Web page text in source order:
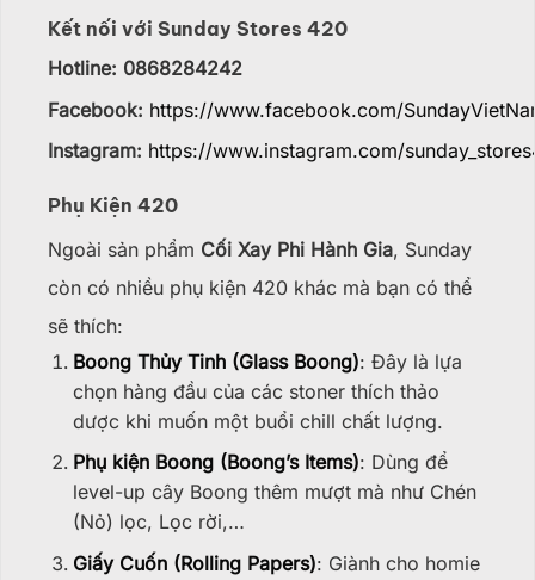
Kết nối với Sunday Stores 420
Hotline: 0868284242
Facebook: https://www.facebook.com/
Instagram: https://www.instagram.com/
Phụ Kiện 420
Ngoài sản phẩm Cối Xay Phi Hành Gia, Sunday
còn có nhiều phụ kiện 420 khác mà bạn có thể
sẽ thích:
Boong Thủy Tinh (Glass Boong): Đây là lựa
chọn hàng đầu của các stoner thích thảo
dược khi muốn một buổi chill chất lượng.
Phụ kiện Boong (Boong’s Items): Dùng để
level-up cây Boong thêm mượt mà như Chén
(Nỏ) lọc, Lọc rời,…
Giấy Cuốn (Rolling Papers): Giành cho homie